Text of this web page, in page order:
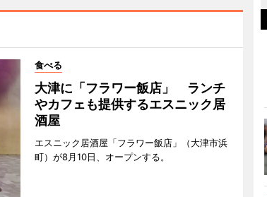
食べる
大津に「フラワー飯店」 ランチ
やカフェも提供するエスニック居
酒屋
エスニック居酒屋「フラワー飯店」（大津市浜
町）が8月10日、オープンする。